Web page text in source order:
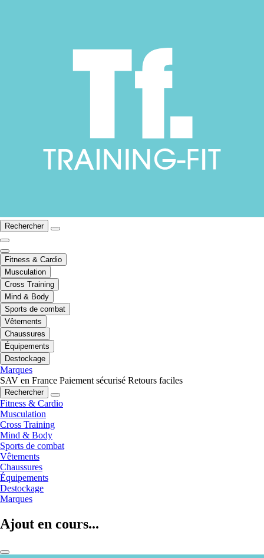
Rechercher
Fitness & Cardio
Musculation
Cross Training
Mind & Body
Sports de combat
Vêtements
Chaussures
Équipements
Destockage
Marques
SAV en France Paiement sécurisé Retours faciles
Rechercher
Fitness & Cardio
Musculation
Cross Training
Mind & Body
Sports de combat
Vêtements
Chaussures
Équipements
Destockage
Marques
Ajout en cours...